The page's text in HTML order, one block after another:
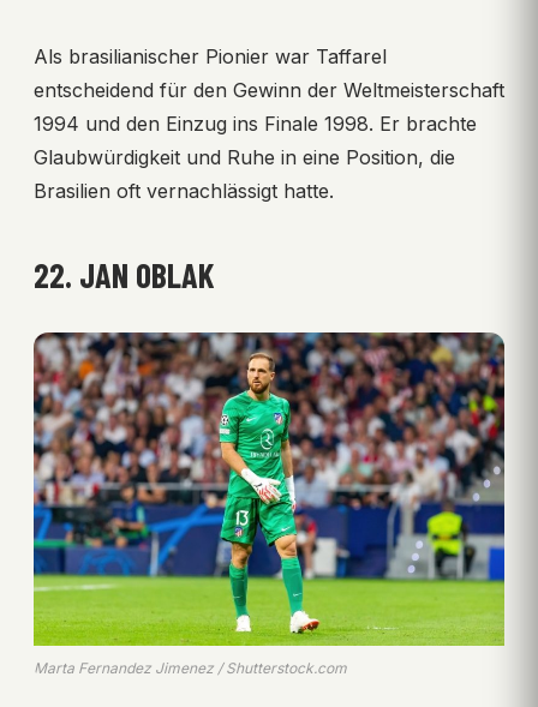
Als brasilianischer Pionier war Taffarel
entscheidend für den Gewinn der Weltmeisterschaft
1994 und den Einzug ins Finale 1998. Er brachte
Glaubwürdigkeit und Ruhe in eine Position, die
Brasilien oft vernachlässigt hatte.
22. JAN OBLAK
Marta Fernandez Jimenez / Shutterstock.com